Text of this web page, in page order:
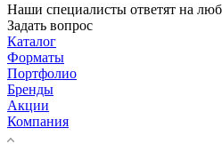
Наши специалисты ответят на
Задать вопрос
Каталог
Форматы
Портфолио
Бренды
Акции
Компания